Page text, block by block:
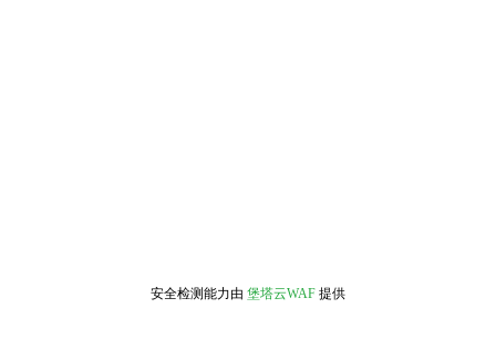
安全检测能力由 堡塔云WAF 提供